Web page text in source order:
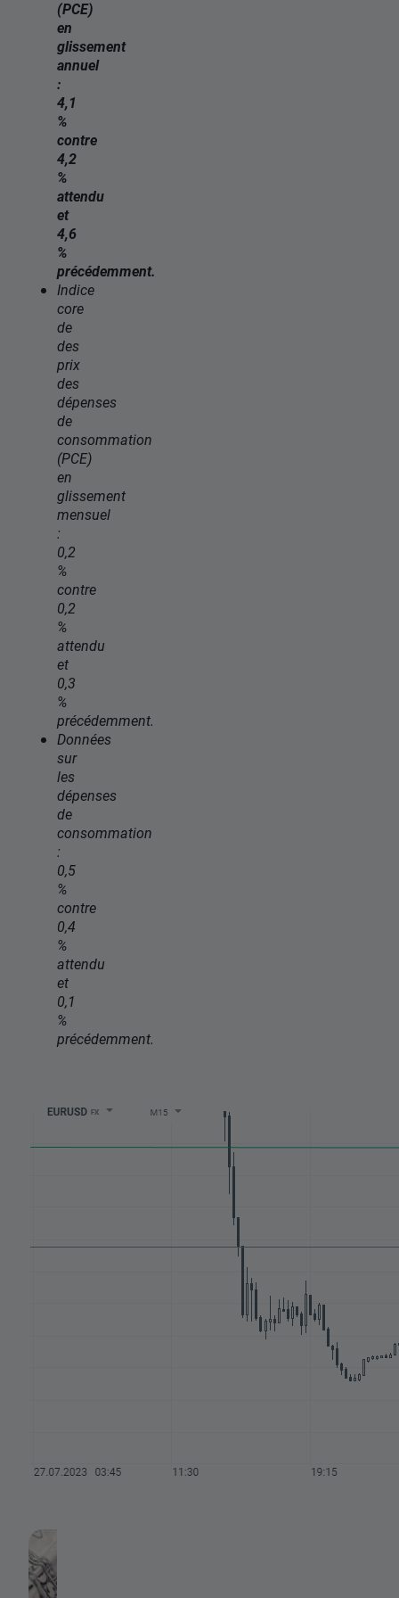
(PCE)
en
glissement
annuel
:
4,1
%
contre
4,2
%
attendu
et
4,6
%
précédemment.
Indice
core
de
des
prix
des
dépenses
de
consommation
(PCE)
en
glissement
mensuel
:
0,2
%
contre
0,2
%
attendu
et
0,3
%
précédemment.
Données
sur
les
dépenses
de
consommation
:
0,5
%
contre
0,4
%
attendu
et
0,1
%
précédemment.